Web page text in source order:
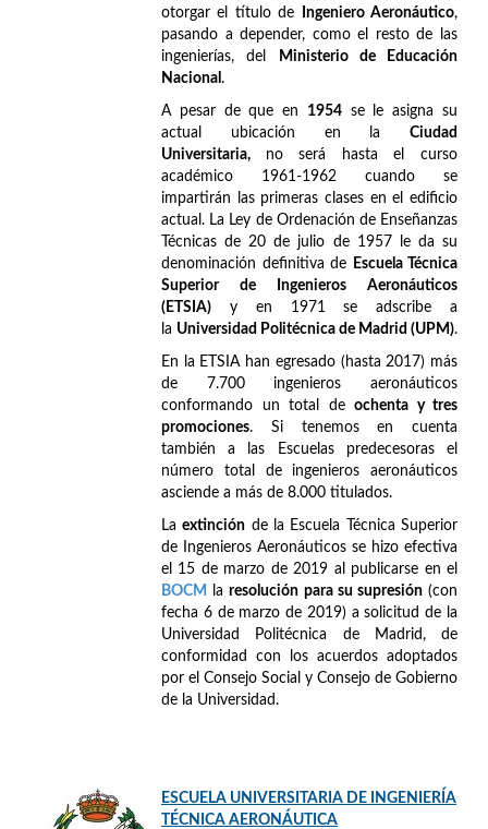
otorgar el título de
Ingeniero Aeronáutico,
pasando a depender, como el resto de las
ingenierías, del
Ministerio de Educación
Nacional .
A pesar de que en 1954se le asigna su
actual ubicación en la Ciudad
Universitaria, no será hasta el curso
académico 1961-1962 cuando se
impartirán las primeras clases en el edificio
actual. La Ley de Ordenación de Enseñanzas
Técnicas de 20 de julio de 1957 le da su
denominación definitiva de
Escuela Técnica
Superior de Ingenieros Aeronáuticos
(ETSIA) y en 1971 se adscribe a
la Universidad Politécnica de Madrid (UPM).
En la ETSIA han egresado (hasta 2017) más
de 7.700 ingenieros aeronáuticos
conformando un total de ochenta y tres
promociones. Si tenemos en cuenta
también a las Escuelas predecesoras el
número total de ingenieros aeronáuticos
asciende a más de 8.000 titulados.
Laextinción de la Escuela Técnica Superior
de Ingenieros Aeronáuticos se hizo efectiva
el 15 de marzo de 2019 al publicarse en el
BOCM
laresolución para su supresión(con
fecha 6 de marzo de 2019) a solicitud de la
Universidad Politécnica de Madrid, de
conformidad con los acuerdos adoptados
por el Consejo Social y Consejo de Gobierno
de la Universidad.
ESCUELA UNIVERSITARIA DE INGENIERÍA
TÉCNICA AERONÁUTICA